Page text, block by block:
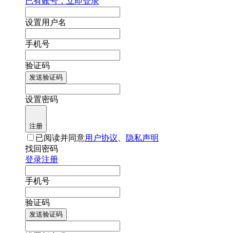
设置用户名
手机号
验证码
发送验证码
设置密码
注册
已阅读并同意用户协议
隐私声明
找回密码
登录注册
手机号
验证码
发送验证码